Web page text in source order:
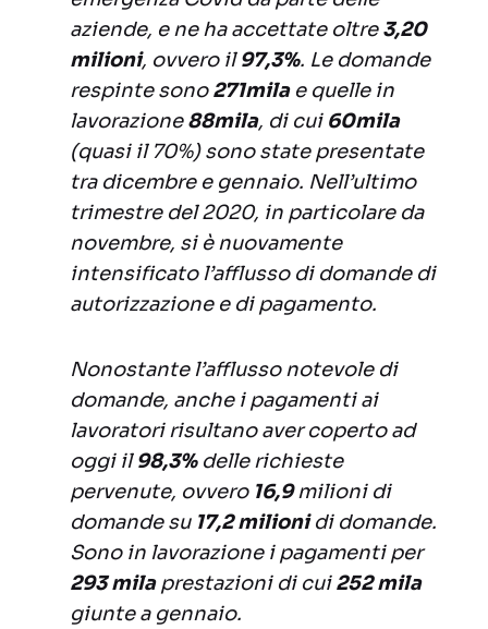
aziende, e ne ha accettate oltre3,20
milioni, ovvero il97,3%. Le domande
respinte sono271milae quelle in
lavorazione88mila, di cui 60mila
(quasi il 70%) sono state presentate
tra dicembre e gennaio. Nell’ultimo
trimestre del 2020, in particolare da
novembre, si è nuovamente
intensificato l’afflusso di domande di
autorizzazione e di pagamento.
Nonostante l’afflusso notevole di
domande, anche i pagamenti ai
lavoratori risultano aver coperto ad
oggi il98,3%delle richieste
pervenute, ovvero 16,9milioni di
domande su 17,2 milionidi domande.
Sono in lavorazione i pagamenti per
293 milaprestazioni di cui252 mila
giunte a gennaio.